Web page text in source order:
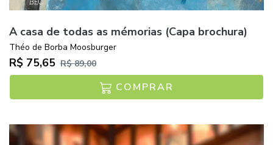
A casa de todas as mémorias (Capa brochura)
Théo de Borba Moosburger
R$ 75,65 R$ 89,00
COMPRAR